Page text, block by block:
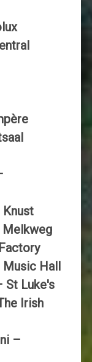
Melkweg
Hall
St Luke's
Irish
–